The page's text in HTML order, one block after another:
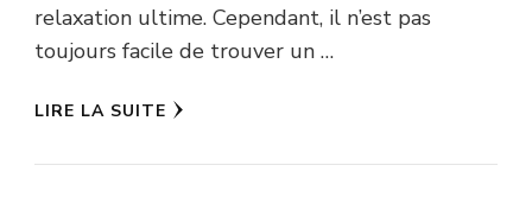
relaxation ultime. Cependant, il n’est pas
toujours facile de trouver un …
LIRE LA SUITE